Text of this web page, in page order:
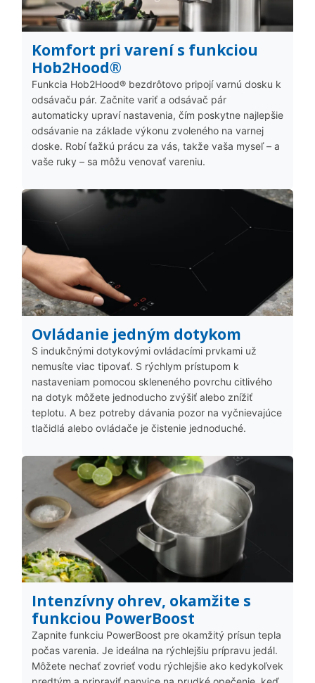
Komfort pri varení s funkciou
Hob2Hood®
Funkcia Hob2Hood® bezdrôtovo pripojí varnú dosku k
odsávaču pár. Začnite variť a odsávač pár
automaticky upraví nastavenia, čím poskytne najlepšie
odsávanie na základe výkonu zvoleného na varnej
doske. Robí ťažkú prácu za vás, takže vaša myseľ – a
vaše ruky – sa môžu venovať vareniu.
Ovládanie jedným dotykom
S indukčnými dotykovými ovládacími prvkami už
nemusíte viac tipovať. S rýchlym prístupom k
nastaveniam pomocou skleneného povrchu citlivého
na dotyk môžete jednoducho zvýšiť alebo znížiť
teplotu. A bez potreby dávania pozor na vyčnievajúce
tlačidlá alebo ovládače je čistenie jednoduché.
Intenzívny ohrev, okamžite s
funkciou PowerBoost
Zapnite funkciu PowerBoost pre okamžitý prísun tepla
počas varenia. Je ideálna na rýchlejšiu prípravu jedál.
Môžete nechať zovrieť vodu rýchlejšie ako kedykoľvek